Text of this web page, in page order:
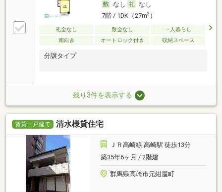
なし
なし
7階 / 1DK（27m2）
礼金なし 敷金なし
一人暮らし
南向き
オートロック付き 収納スペース
分譲タイプ
残り3件を表示する
賃貸一戸建て 清水様貸住宅
ＪＲ高崎線 高崎駅 徒歩13分
築35年6ヶ月 / 2階建
群馬県高崎市元紺屋町